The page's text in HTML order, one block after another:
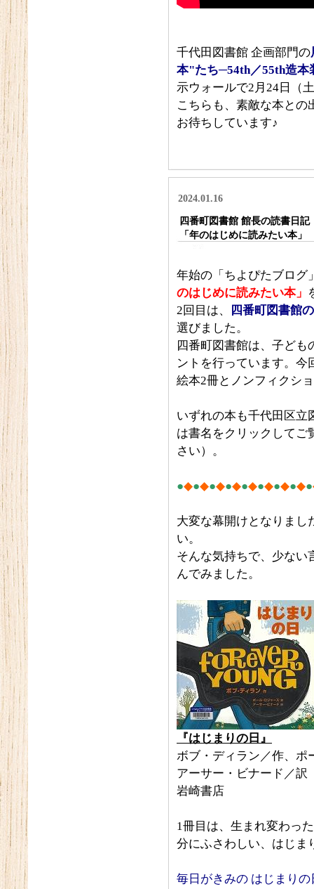
千代田図書館 企画部門の
本"たち─54th／55th造本
示ウォールで2月24日（
こちらも、素敵な本との
お待ちしています♪
2024.01.16
四番町図書館 館長の読書日記
「年のはじめに読みたい本」
年始の「ちよぴたブログ
のはじめに読みたい本」
2回目は、
四番町図書館
選びました。
四番町図書館は、子ども
ントを行っています。今
絵本2冊とノンフィクシ
いずれの本も千代田区立
は書名をクリックしてご
さい）。
●◆●◆●◆●◆●◆●◆●◆●◆●
大変な幕開けとなりまし
い。
そんな気持ちで、少ない
んでみました。
『はじまりの日』
ボブ・ディラン／作、ポ
アーサー・ビナード／訳
岩崎書店
1冊目は、生まれ変わっ
分にふさわしい、はじま
毎日がきみの はじまりの